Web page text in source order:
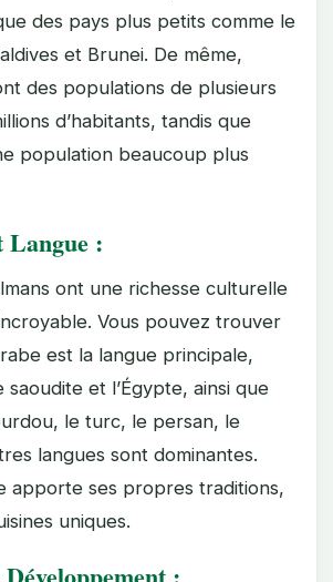
des pays plus petits comme le
et Brunei. De même,
des populations de plusieurs
d’habitants, tandis que
population beaucoup plus
Langue :
ont une richesse culturelle
Vous pouvez trouver
est la langue principale,
saoudite et l’Égypte, ainsi que
le turc, le persan, le
langues sont dominantes.
apporte ses propres traditions,
uniques.